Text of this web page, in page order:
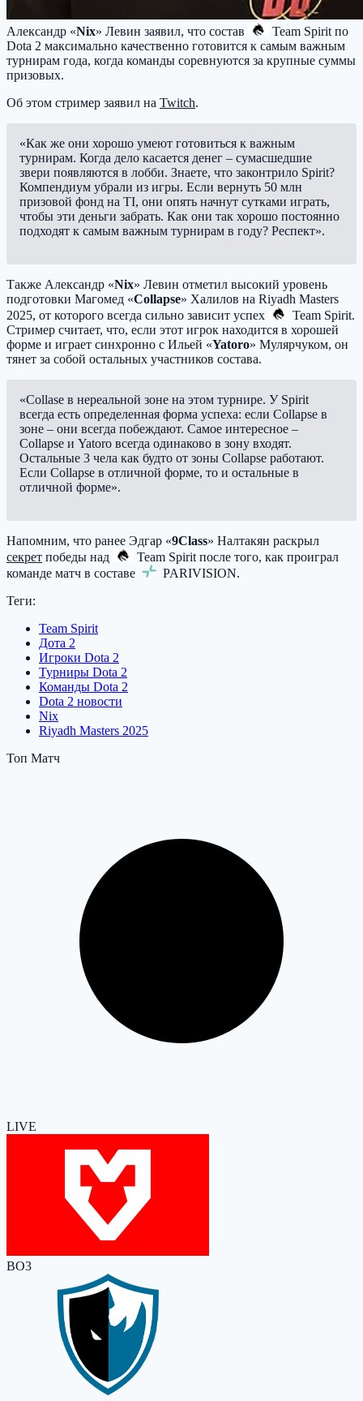
Александр «Nix» Левин заявил, что состав Team Spiritпо
Dota 2 максимально качественно готовится к самым важным
турнирам года, когда команды соревнуются за крупные суммы
призовых.
Об этом стример заявил на Twitch.
«Как же они хорошо умеют готовиться к важным
турнирам. Когда дело касается денег – сумасшедшие
звери появляются в лобби. Знаете, что законтрило Spirit?
Компендиум убрали из игры. Если вернуть 50 млн
призовой фонд на TI, они опять начнут сутками играть,
чтобы эти деньги забрать. Как они так хорошо постоянно
подходят к самым важным турнирам в году? Респект».
Также Александр «Nix» Левин отметил высокий уровень
подготовки Магомед «Collapse» Халилов на Riyadh Masters
2025, от которого всегда сильно зависит успех
Team Spirit.
Стример считает, что, если этот игрок находится в хорошей
форме и играет синхронно с Ильей «Yatoro» Мулярчуком, он
тянет за собой остальных участников состава.
«Collase в нереальной зоне на этом турнире. У Spirit
всегда есть определенная форма успеха: если Collapse в
зоне – они всегда побеждают. Самое интересное –
Collapse и Yatoro всегда одинаково в зону входят.
Остальные 3 чела как будто от зоны Collapse работают.
Если Collapse в отличной форме, то и остальные в
отличной форме».
Напомним, что ранее Эдгар «9Class» Налтакян раскрыл
секрет победы над Team Spiritпосле того, как проиграл
команде матч в составе
PARIVISION.
Теги:
Team Spirit
Дота 2
Игроки Dota 2
Турниры Dota 2
Команды Dota 2
Dota 2 новости
Nix
Riyadh Masters 2025
Топ Матч
LIVE
BO3